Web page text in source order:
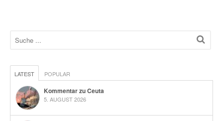
LATEST POPULAR
Kommentar zu Ceuta
5. AUGUST 2026